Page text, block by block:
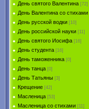
День святого Валентина [72]
День Валентина со стихами
День русской водки [10]
День российской науки [11]
День святого Иосифа [16]
День студента [16]
День таможенника [0]
День танца [0]
День Татьяны [3]
Крещение [42]
Масленица [53]
Масленица со стихами [11]